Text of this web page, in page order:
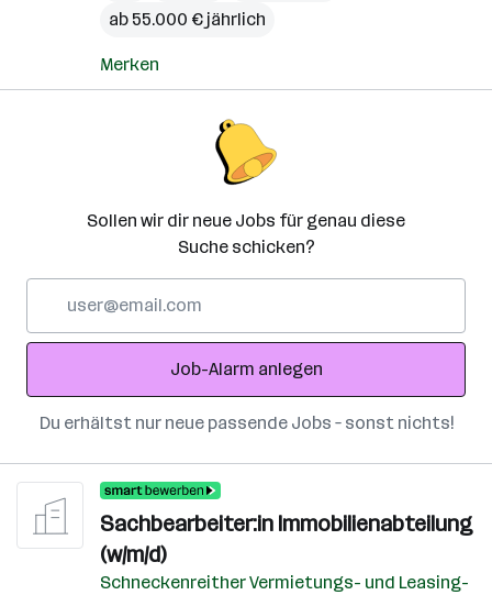
ab 55.000 € jährlich
Merken
Sollen wir dir neue Jobs für genau diese
Suche schicken?
Adresse
Job-Alarm anlegen
Du erhältst nur neue passende Jobs – sonst nichts!
Sachbearbeiter:in Immobilienabteilung
(w/m/d)
Schneckenreither Vermietungs- und Leasing-